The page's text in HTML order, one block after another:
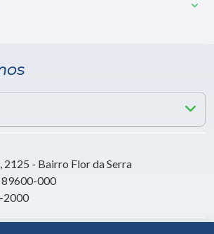
2125 - Bairro Flor da Serra
89600-000
2000